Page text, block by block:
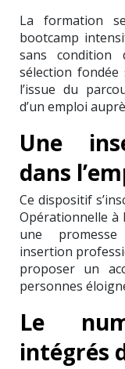
La formation
bootcamp
sans
sélection
l’issue du
d’un emploi
Une
dans
Ce dispositif
Opérationnelle à
une
insertion
proposer un
personnes
Le
intégrés